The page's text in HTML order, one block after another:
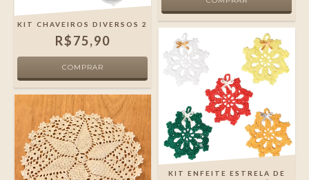
KIT CHAVEIROS DIVERSOS 2
R$75,90
KIT ENFEITE ESTRELA DE